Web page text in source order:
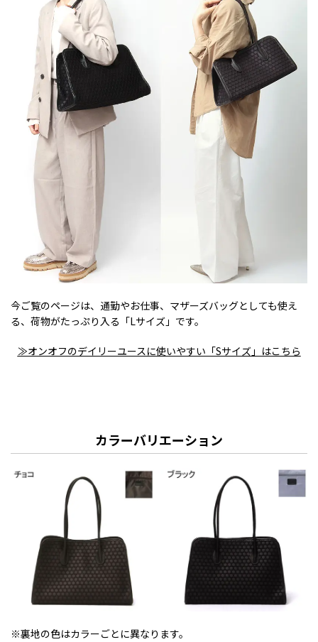
今ご覧のページは、通勤やお仕事、マザーズバッグとしても使え
る、荷物がたっぷり入る「Lサイズ」です。
≫オンオフのデイリーユースに使いやすい「Sサイズ」はこちら
カラーバリエーション
※裏地の色はカラーごとに異なります。